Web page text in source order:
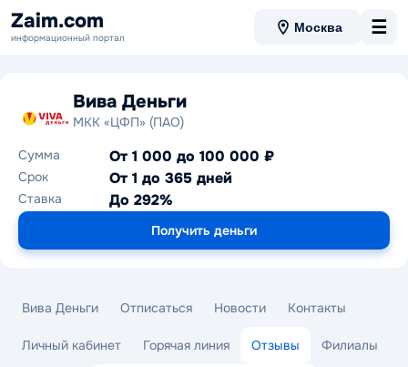
Zaim.com
информационный портал
Москва ☰
Вива Деньги
МКК «ЦФП» (ПАО)
Сумма
От 1 000 до 100 000 ₽
Срок От 1 до 365 дней
Ставка До 292%
Получить деньги
Вива Деньги Отписаться Новости Контакты
Личный кабинет Горячая линия Отзывы Филиалы